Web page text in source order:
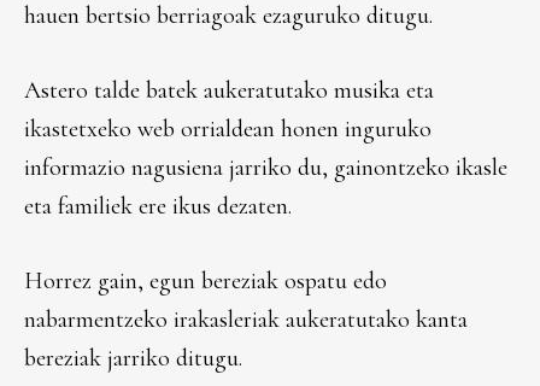
hauen bertsio berriagoak ezaguruko ditugu.
Astero talde batek aukeratutako musika eta
ikastetxeko web orrialdean honen inguruko
informazio nagusiena jarriko du, gainontzeko ikasle
eta familiek ere ikus dezaten.
Horrez gain, egun bereziak ospatu edo
nabarmentzeko irakasleriak aukeratutako kanta
bereziak jarriko ditugu.